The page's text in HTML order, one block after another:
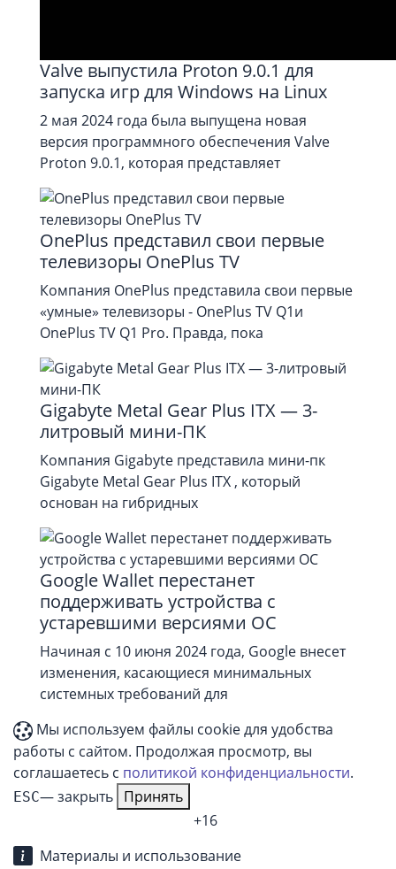
Valve выпустила Proton 9.0.1 для
запуска игр для Windows на Linux
2 мая 2024 года была выпущена новая
версия программного обеспечения Valve
Proton 9.0.1, которая представляет
OnePlus представил свои первые
телевизоры OnePlus TV
Компания OnePlus представила свои первые
«умные» телевизоры - OnePlus TV Q1и
OnePlus TV Q1 Pro. Правда, пока
Gigabyte Metal Gear Plus ITX — 3-
литровый мини-ПК
Компания Gigabyte представила мини-пк
Gigabyte Metal Gear Plus ITX , который
основан на гибридных
Google Wallet перестанет
поддерживать устройства с
устаревшими версиями ОС
Начиная с 10 июня 2024 года, Google внесет
изменения, касающиеся минимальных
системных требований для
Мы используем файлы cookie для удобства
работы с сайтом. Продолжая просмотр, вы
соглашаетесь с политикой конфиденциальности.
ESC— закрыть Принять
+16
Материалы и использование